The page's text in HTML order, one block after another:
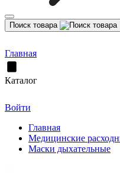
Поиск товара
Главная
Каталог
Войти
Главная
Медицинские
Маски дыхательные